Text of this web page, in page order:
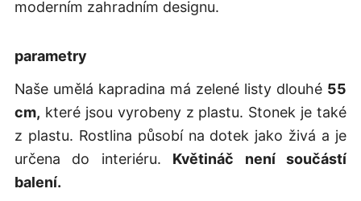
moderním zahradním designu.
parametry
Naše umělá kapradina má zelené listy dlouhé 55
cm, které jsou vyrobeny z plastu. Stonek je také
z plastu. Rostlina působí na dotek jako živá a je
určena do interiéru. Květináč není součástí
balení.